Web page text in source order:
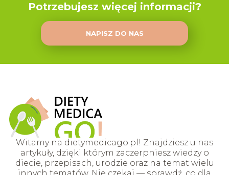
Potrzebujesz więcej informacji?
NAPISZ DO NAS
Witamy na dietymedicago.pl! Znajdziesz u nas
artykuły, dzięki którym zaczerpniesz wiedzy o
diecie, przepisach, urodzie oraz na temat wielu